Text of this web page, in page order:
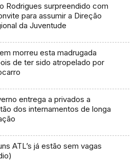
Rodrigues surpreendido com
para assumir a Direção
da Juventude
morreu esta madrugada
de ter sido atropelado por
entrega a privados a
dos internamentos de longa
ATL’s já estão sem vagas